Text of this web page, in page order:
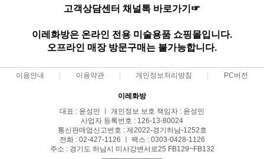
고객상담센터 채널톡 바로가기☞
이레화방은 온라인 전용 미술용품 쇼핑몰입니다.
오프라인 매장 방문구매는 불가능합니다.
이용안내 이용약관 개인정보처리방침 PC버전
이레화방
대표 : 윤성민 ㅣ 개인정보 보호 책임자 : 윤성민
사업자 등록번호 : 126-13-80024
통신판매업신고번호 : 제2022-경기하남-1252호
전화 : 02-427-1126 ㅣ 팩스 : 0303-0428-1126
주소 : 경기도 하남시 미사강변서로25 FB129~FB132